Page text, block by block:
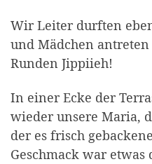
Wir Leiter durften
und Mädchen
Runden Jippiieh!
In einer Ecke der
wieder unsere Maria,
der es frisch
Geschmack war